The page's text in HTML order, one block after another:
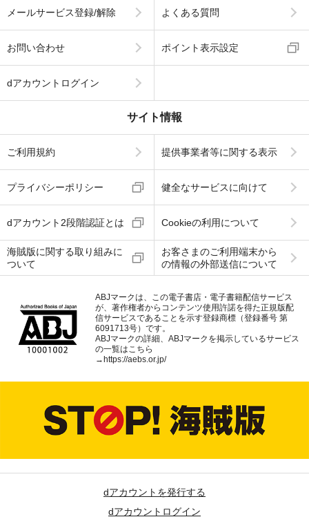
メールサービス登録/解除 よくある質問
お問い合わせ ポイント表示設定
dアカウントログイン
サイト情報
ご利用規約 提供事業者等に関する表示
プライバシーポリシー 健全なサービスに向けて
dアカウント2段階認証とは Cookieの利用について
海賊版に関する取り組みに
ついて
お客さまのご利用端末から
の情報の外部送信について
ABJマークは、この電子書店・電子書籍配信サービス
が、著作権者からコンテンツ使用許諾を得た正規版配
信サービスであることを示す登録商標（登録番号 第
6091713号）です。
ABJマークの詳細、ABJマークを掲示しているサービス
の一覧はこちら
→ https://aebs.or.jp/
dアカウントを発行する
dアカウントログイン